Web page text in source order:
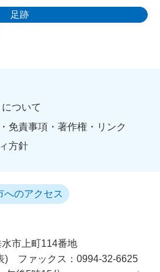
足跡
ついて
免責事項・著作権・リンク
方針
へのアクセス
市上町114番地
)
ファックス：0994-32-6625